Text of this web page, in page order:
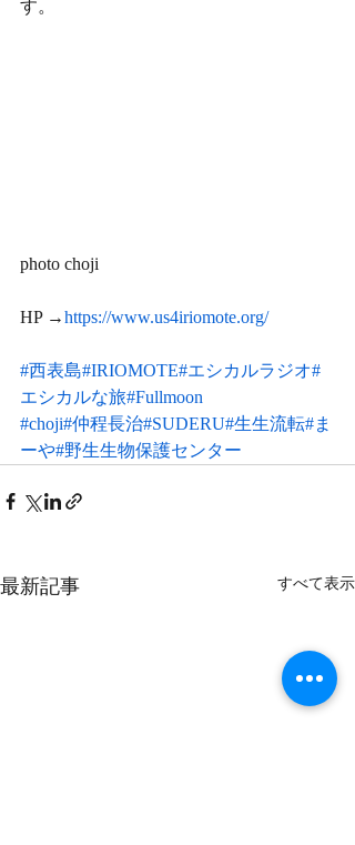
す。
photo choji
HP →https://www.us4iriomote.org/​​
#西表島#IRIOMOTE#エシカルラジオ#
エシカルな旅#Fullmoon
#choji#仲程長治#SUDERU#生生流転#ま
ーや#野生生物保護センター
最新記事 すべて表示